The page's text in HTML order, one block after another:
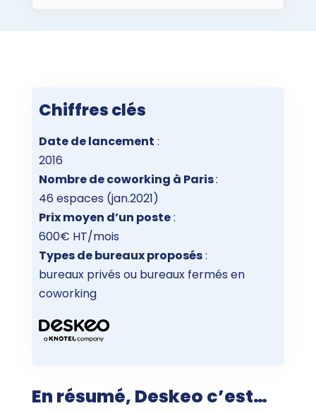
Chiffres clés
Date de lancement :
2016
Nombre de coworking à Paris:
46 espaces (jan.2021)
Prix moyen d’un poste:
600€ HT/mois
Types de bureaux proposés:
bureaux privés ou bureaux fermés en
coworking
En résumé, Deskeo c’est…